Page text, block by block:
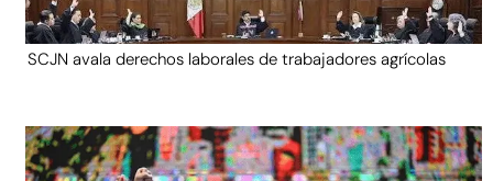
SCJN avala derechos laborales de trabajadores agrícolas